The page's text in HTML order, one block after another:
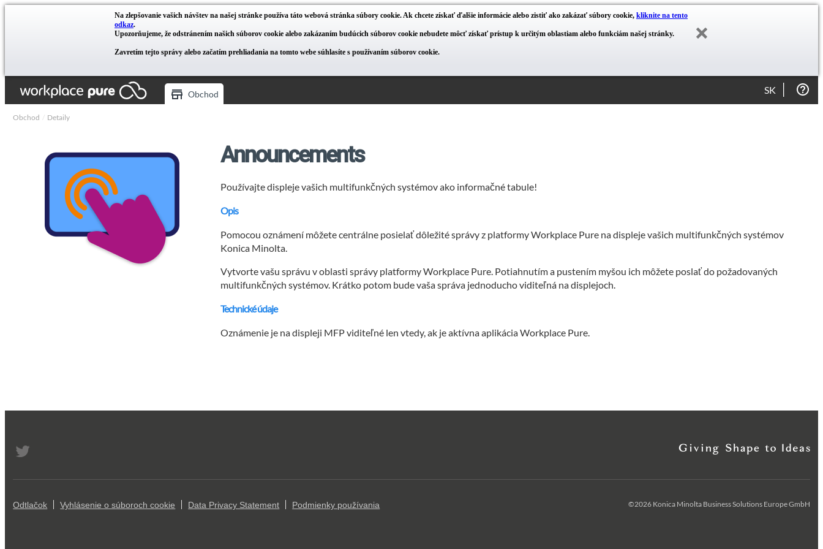
Na zlepšovanie vašich návštev na našej stránke používa táto webová stránka súbory cookie. Ak chcete získať ďalšie informácie alebo zistiť ako zakázať súbory cookie, kliknite na tento
odkaz.
Upozorňujeme, že odstránením našich súborov cookie alebo zakázaním budúcich súborov cookie nebudete môcť získať prístup k určitým oblastiam alebo funkciám našej stránky.
Zavretím tejto správy alebo začatím prehliadania na tomto webe súhlasíte s používaním súborov cookie.
Obchod SK
Obchod Detaily
Announcements
Používajte displeje vašich multifunkčných systémov ako informačné tabule!
Opis
Pomocou oznámení môžete centrálne posielať dôležité správy z platformy Workplace Pure na displeje vašich multifunkčných systémov
Konica Minolta.
Vytvorte vašu správu v oblasti správy platformy Workplace Pure. Potiahnutím a pustením myšou ich môžete poslať do požadovaných
multifunkčných systémov. Krátko potom bude vaša správa jednoducho viditeľná na displejoch.
Technické údaje
Oznámenie je na displeji MFP viditeľné len vtedy, ak je aktívna aplikácia Workplace Pure.
Odtlačok Vyhlásenie o súboroch cookie Data Privacy Statement Podmienky používania ©2026 Konica Minolta Business Solutions Europe GmbH